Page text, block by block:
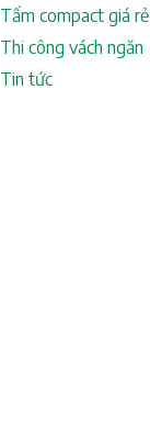
Tấm compact giá rẻ
Thi công vách ngăn
Tin tức